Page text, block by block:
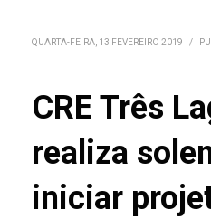
QUARTA-FEIRA, 13 FEVEREIRO 2019 /
CRE Três
realiza
iniciar